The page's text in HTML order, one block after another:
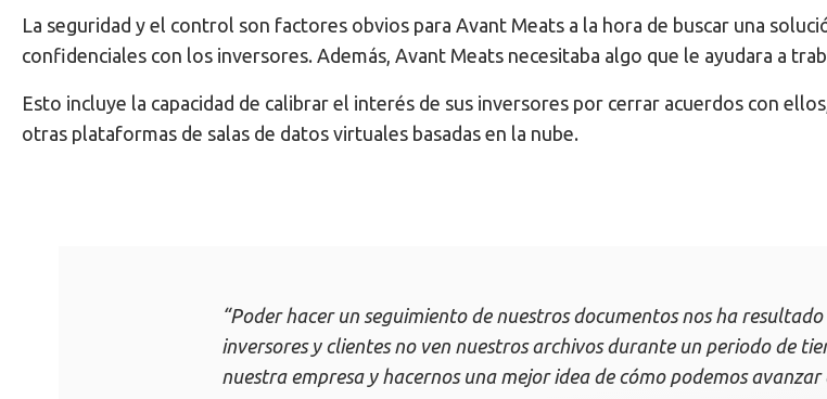
La seguridad y el control son factores obvios para Avant Meats a la hora de buscar una
confidenciales con los inversores. Además, Avant Meats necesitaba algo que le ayudara a
Esto incluye la capacidad de calibrar el interés de sus inversores por cerrar acuerdos con
otras plataformas de salas de datos virtuales basadas en la nube.
“Poder hacer un seguimiento de nuestros documentos nos ha
inversores y clientes no ven nuestros archivos durante un periodo de
nuestra empresa y hacernos una mejor idea de cómo podemos